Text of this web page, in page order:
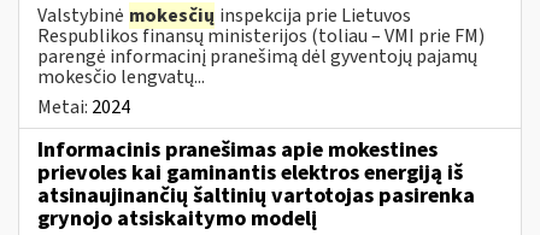
Valstybinė mokesčių inspekcija prie Lietuvos
Respublikos finansų ministerijos (toliau – VMI prie FM)
parengė informacinį pranešimą dėl gyventojų pajamų
mokesčio lengvatų...
Metai: 2024
Informacinis pranešimas apie mokestines
prievoles kai gaminantis elektros energiją iš
atsinaujinančių šaltinių vartotojas pasirenka
grynojo atsiskaitymo modelį